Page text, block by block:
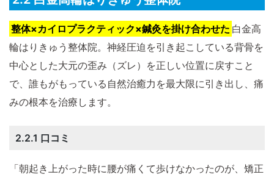
整体×カイロプラクティック×鍼灸を掛け合わせた 白金高
輪はりきゅう整体院。神経圧迫を引き起こしている背骨を
中心とした大元の歪み（ズレ）を正しい位置に戻すこと
で、誰もがもっている自然治癒力を最大限に引き出し、痛
みの根本を治療します。
2.2.1 口コミ
「朝起き上がった時に腰が痛くて歩けなかったのが、矯正